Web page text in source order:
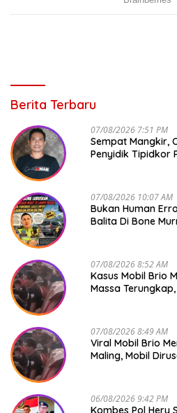
Berita Terbaru
07/08/2026 7:51 PM
Sempat Mangkir,
Penyidik Tipidkor
07/08/2026 10:07 AM
Bukan Human
Balita Di Bone
07/08/2026 8:52 AM
Kasus Mobil Brio
Massa
07/08/2026 8:49 AM
Viral Mobil Brio
Maling, Mobil
06/08/2026 9:42 PM
Kombes Pol Hery